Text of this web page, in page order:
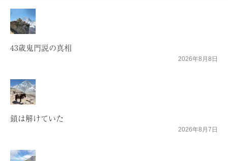
43歳鬼門説の真相
2026年8月8日
鎖は解けていた
2026年8月7日